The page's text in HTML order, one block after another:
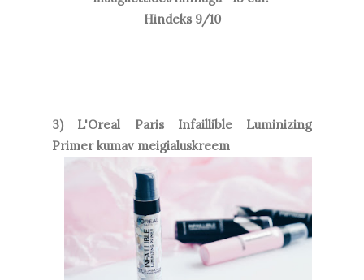
Hindeks 9/10
3) L'Oreal Paris Infaillible Luminizing
Primer kumav meigialuskreem